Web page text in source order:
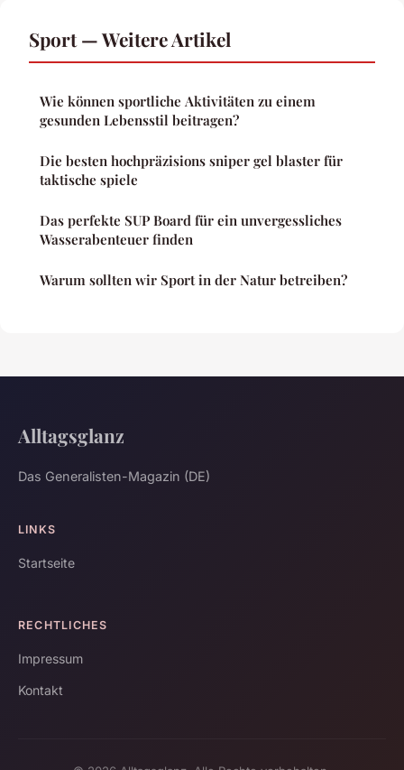
Sport — Weitere Artikel
Wie können sportliche Aktivitäten zu einem
gesunden Lebensstil beitragen?
Die besten hochpräzisions sniper gel blaster für
taktische spiele
Das perfekte SUP Board für ein unvergessliches
Wasserabenteuer finden
Warum sollten wir Sport in der Natur betreiben?
Alltagsglanz
Das Generalisten-Magazin (DE)
LINKS
Startseite
RECHTLICHES
Impressum
Kontakt